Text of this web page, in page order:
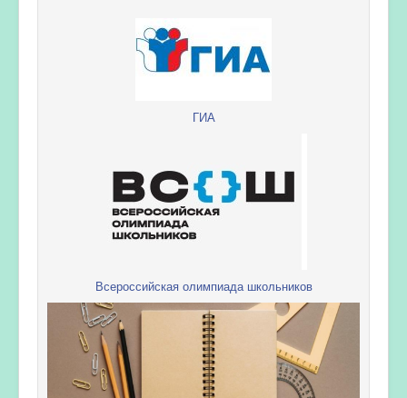
ГИА
Всероссийская олимпиада школьников